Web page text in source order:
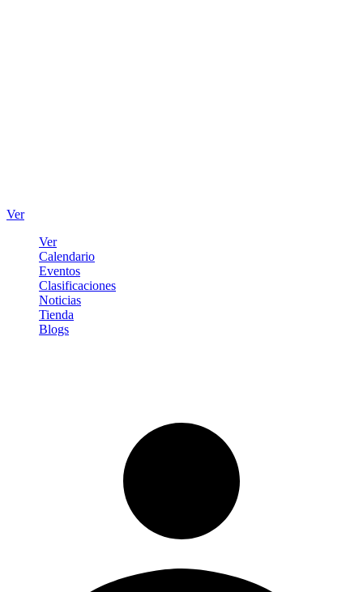
Ver
Ver
Calendario
Eventos
Clasificaciones
Noticias
Tienda
Blogs